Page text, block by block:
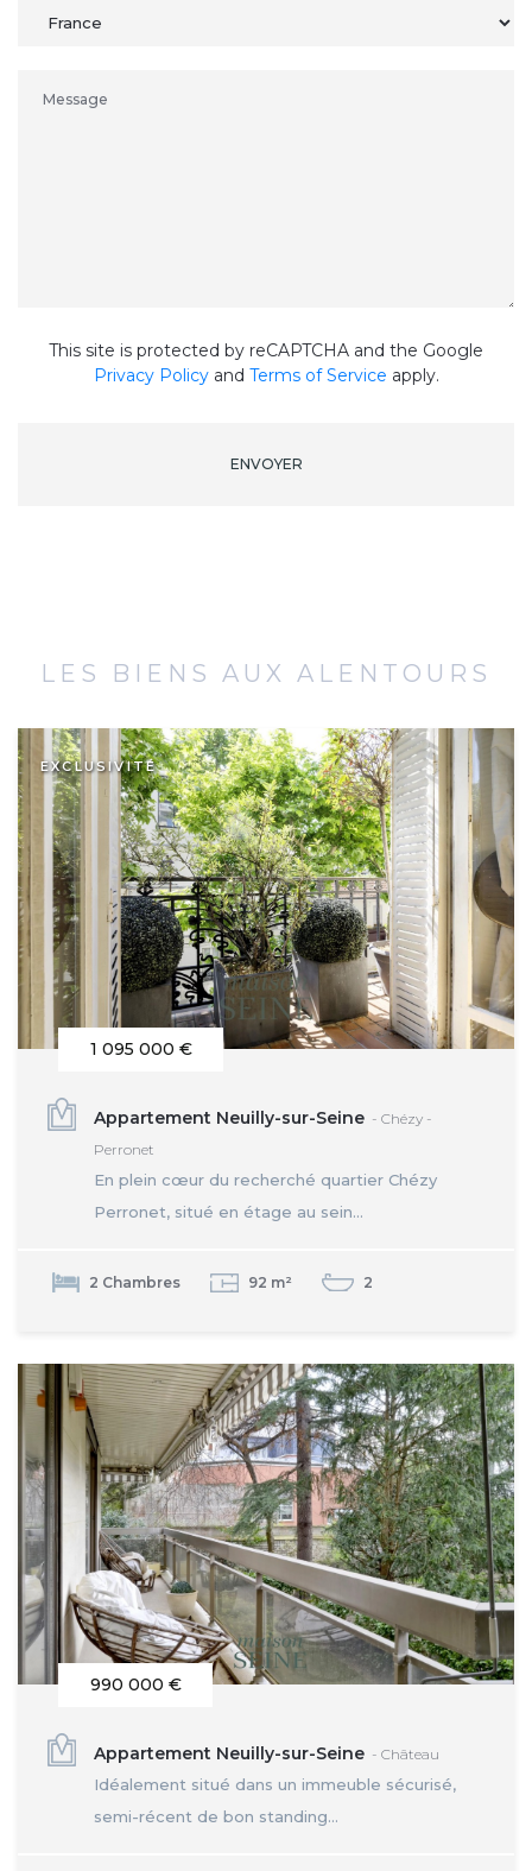
This site is protected by reCAPTCHA and the Google
Privacy Policyand Terms of Service apply.
ENVOYER
LES BIENS AUX ALENTOURS
EXCLUSIVITÉ
1 095 000 €
Appartement Neuilly-sur-Seine - Chézy -
Perronet
En plein cœur du recherché quartier Chézy
Perronet, situé en étage au sein...
2 Chambres 92 m² 2
990 000 €
Appartement Neuilly-sur-Seine - Château
Idéalement situé dans un immeuble sécurisé,
semi-récent de bon standing...